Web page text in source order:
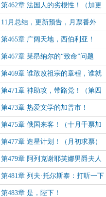
第462章 法国人的劣根性！（加更
15）
11月总结，更新预告，月票番外
第465章 广阔天地，西伯利亚！
第467章 莱昂纳尔的“致命”问题
第469章 谁敢改祖宗的章程，谁就
要下台！
第471章 神助攻，带路党！（第四
更）
第473章 热爱文学的加普市！
第475章 俄国来客！（十月千票加
更18）
第477章 造星计划！（月初求票）
第479章 阿列克谢耶芙娜男爵夫人
的决断！
第481章 列夫·托尔斯泰：打听一下
这个年轻人……
第483章 是，陛下！